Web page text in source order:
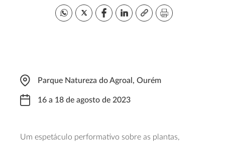
Parque Natureza do Agroal, Ourém
16 a 18 de agosto de 2023
Um espetáculo performativo sobre as plantas,